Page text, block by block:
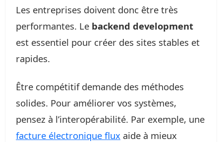
Les entreprises doivent donc être très
performantes. Le backend development
est essentiel pour créer des sites stables et
rapides.
Être compétitif demande des méthodes
solides. Pour améliorer vos systèmes,
pensez à l’interopérabilité. Par exemple, une
facture électronique flux aide à mieux